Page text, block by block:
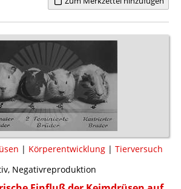
| Körperentwicklung | Tierversuch
Negativreproduktion